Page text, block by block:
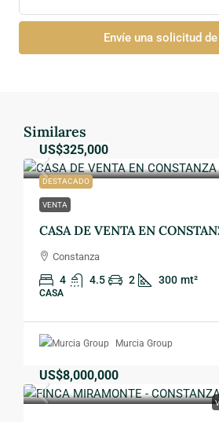
Envíe una solicitud
Similares
DESTACADO
US$325,000
VENTA
CASA DE VENTA EN
Constanza
4 4.5 2 300 mt²
CASA
Murcia Group
US$8,000,000